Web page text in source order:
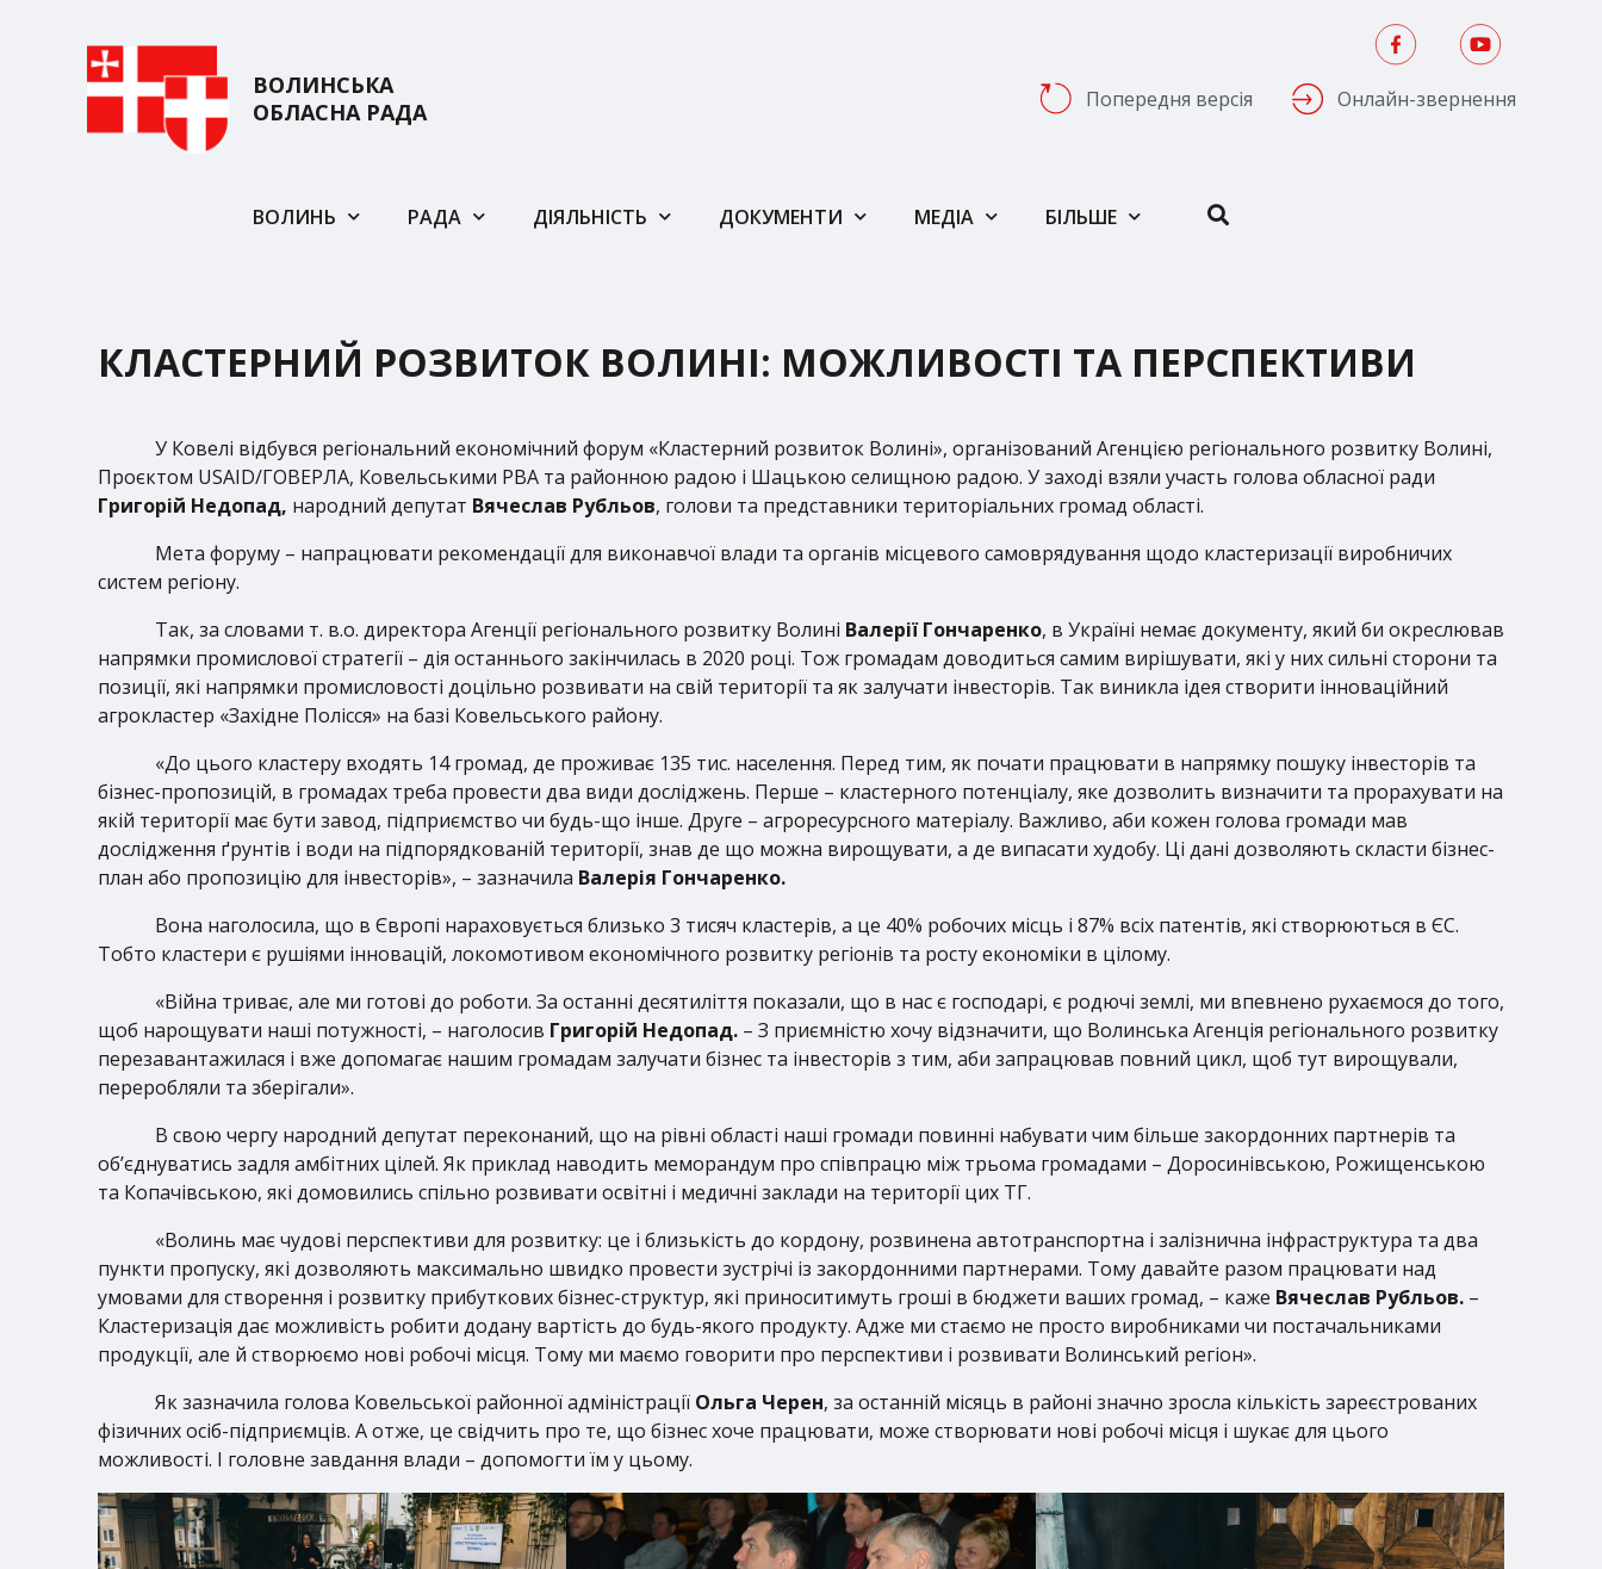
ВОЛИНСЬКА
ОБЛАСНА РАДА
Попередня версія Онлайн-звернення
ВОЛИНЬ РАДА ДІЯЛЬНІСТЬ ДОКУМЕНТИ МЕДІА БІЛЬШЕ
КЛАСТЕРНИЙ РОЗВИТОК ВОЛИНІ: МОЖЛИВОСТІ ТА ПЕРСПЕКТИВИ
У Ковелі відбувся регіональний економічний форум «Кластерний розвиток Волині», організований Агенцією регіонального розвитку Волині,
Проєктом USAID/ГОВЕРЛА, Ковельськими РВА та районною радою і Шацькою селищною радою. У заході взяли участь голова обласної ради
Григорій Недопад, народний депутат Вячеслав Рубльов, голови та представники територіальних громад області.
Мета форуму – напрацювати рекомендації для виконавчої влади та органів місцевого самоврядування щодо кластеризації виробничих
систем регіону.
Так, за словами т. в.о. директора Агенції регіонального розвитку Волині Валерії Гончаренко, в Україні немає документу, який би окреслював
напрямки промислової стратегії – дія останнього закінчилась в 2020 році. Тож громадам доводиться самим вирішувати, які у них сильні сторони та
позиції, які напрямки промисловості доцільно розвивати на свій території та як залучати інвесторів. Так виникла ідея створити інноваційний
агрокластер «Західне Полісся» на базі Ковельського району.
«До цього кластеру входять 14 громад, де проживає 135 тис. населення. Перед тим, як почати працювати в напрямку пошуку інвесторів та
бізнес-пропозицій, в громадах треба провести два види досліджень. Перше – кластерного потенціалу, яке дозволить визначити та прорахувати на
якій території має бути завод, підприємство чи будь-що інше. Друге – агроресурсного матеріалу. Важливо, аби кожен голова громади мав
дослідження ґрунтів і води на підпорядкованій території, знав де що можна вирощувати, а де випасати худобу. Ці дані дозволяють скласти бізнес-
план або пропозицію для інвесторів», – зазначила Валерія Гончаренко.
Вона наголосила, що в Європі нараховується близько 3 тисяч кластерів, а це 40% робочих місць і 87% всіх патентів, які створюються в ЄС.
Тобто кластери є рушіями інновацій, локомотивом економічного розвитку регіонів та росту економіки в цілому.
«Війна триває, але ми готові до роботи. За останні десятиліття показали, що в нас є господарі, є родючі землі, ми впевнено рухаємося до того,
щоб нарощувати наші потужності, – наголосив Григорій Недопад. – З приємністю хочу відзначити, що Волинська Агенція регіонального розвитку
перезавантажилася і вже допомагає нашим громадам залучати бізнес та інвесторів з тим, аби запрацював повний цикл, щоб тут вирощували,
переробляли та зберігали».
В свою чергу народний депутат переконаний, що на рівні області наші громади повинні набувати чим більше закордонних партнерів та
об’єднуватись задля амбітних цілей. Як приклад наводить меморандум про співпрацю між трьома громадами – Доросинівською, Рожищенською
та Копачівською, які домовились спільно розвивати освітні і медичні заклади на території цих ТГ.
«Волинь має чудові перспективи для розвитку: це і близькість до кордону, розвинена автотранспортна і залізнична інфраструктура та два
пункти пропуску, які дозволяють максимально швидко провести зустрічі із закордонними партнерами. Тому давайте разом працювати над
умовами для створення і розвитку прибуткових бізнес-структур, які приноситимуть гроші в бюджети ваших громад, – каже Вячеслав Рубльов. –
Кластеризація дає можливість робити додану вартість до будь-якого продукту. Адже ми стаємо не просто виробниками чи постачальниками
продукції, але й створюємо нові робочі місця. Тому ми маємо говорити про перспективи і розвивати Волинський регіон».
Як зазначила голова Ковельської районної адміністрації Ольга Черен, за останній місяць в районі значно зросла кількість зареєстрованих
фізичних осіб-підприємців. А отже, це свідчить про те, що бізнес хоче працювати, може створювати нові робочі місця і шукає для цього
можливості. І головне завдання влади – допомогти їм у цьому.